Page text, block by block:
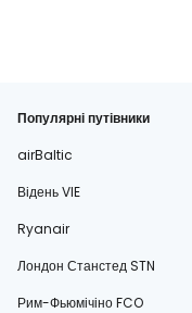
Популярні путівники
airBaltic
Відень VIE
Ryanair
Лондон Станстед STN
Рим-Фьюмічіно FCO